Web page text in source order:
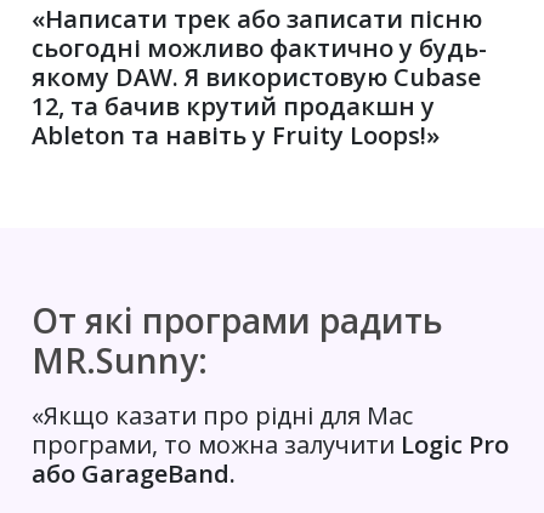
«Написати трек або записати пісню
сьогодні можливо фактично у будь-
якому DAW. Я використовую Cubase
12, та бачив крутий продакшн у
Ableton та навіть у Fruity Loops!»
От які програми радить
MR.Sunny:
«Якщо казати про рідні для Maс
програми, то можна залучити Logic Pro
або GarageBand.